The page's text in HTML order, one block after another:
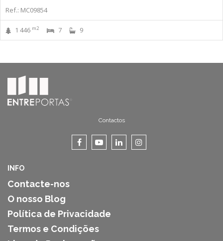
Ref.: MC09854
1 446 m2 7 9
Contactos
INFO
Contacte-nos
O nosso Blog
Política de Privacidade
Termos e Condições